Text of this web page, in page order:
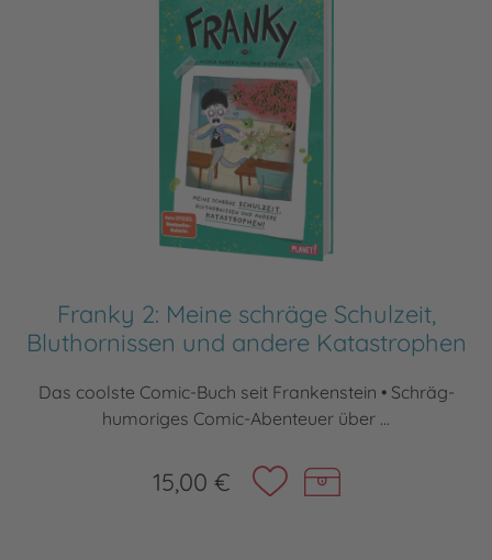
Franky 2: Meine schräge Schulzeit,
Bluthornissen und andere Katastrophen
Das coolste Comic-Buch seit Frankenstein • Schräg-
humoriges Comic-Abenteuer über ...
15,00 €